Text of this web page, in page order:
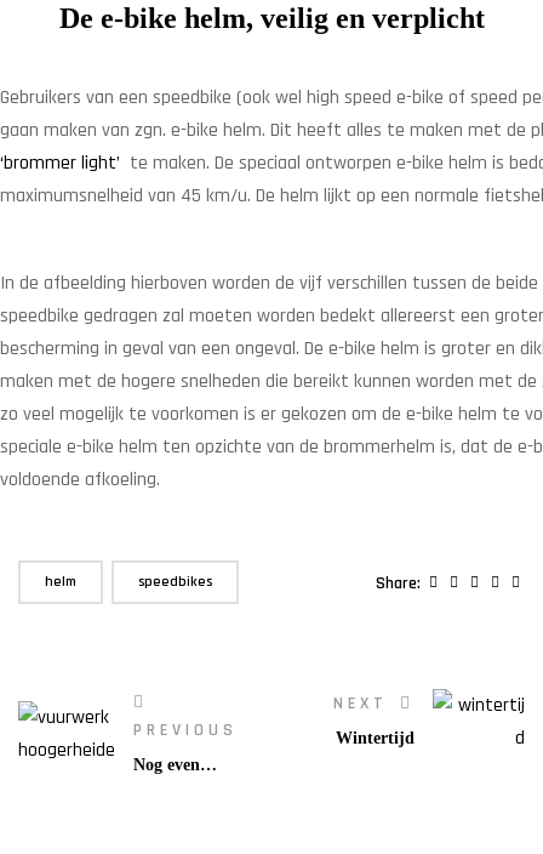
De e-bike helm, veilig en verplicht
Gebruikers van een speedbike (ook wel high speed e-bike of speed
gaan maken van zgn. e-bike helm. Dit heeft alles te maken met de
‘brommer light’ te maken. De speciaal ontworpen e-bike helm is
maximumsnelheid van 45 km/u. De helm lijkt op een normale
In de afbeelding hierboven worden de vijf verschillen tussen de
speedbike gedragen zal moeten worden bedekt allereerst een
bescherming in geval van een ongeval. De e-bike helm is groter en
maken met de hogere snelheden die bereikt kunnen worden met
zo veel mogelijk te voorkomen is er gekozen om de e-bike helm te
speciale e-bike helm ten opzichte van de brommerhelm is, dat de
voldoende afkoeling.
helm speedbikes Share: Facebook
TwitterLinkedin
PREVIOUS
Nog even
NEXT
Wintertijd